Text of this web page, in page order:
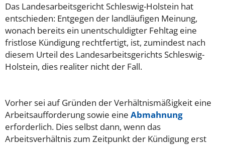
Das Landesarbeitsgericht Schleswig-Holstein hat
entschieden: Entgegen der landläufigen Meinung,
wonach bereits ein unentschuldigter Fehltag eine
fristlose Kündigung rechtfertigt, ist, zumindest nach
diesem Urteil des Landesarbeitsgerichts Schleswig-
Holstein, dies realiter nicht der Fall.
Vorher sei auf Gründen der Verhältnismäßigkeit eine
Arbeitsaufforderung sowie eine Abmahnung
erforderlich. Dies selbst dann, wenn das
Arbeitsverhältnis zum Zeitpunkt der Kündigung erst